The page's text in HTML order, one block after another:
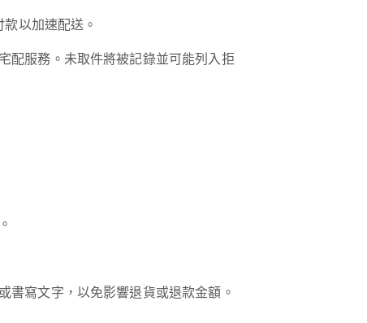
以加速配送。
配服務。未取件將被記錄並可能列入拒
書寫文字，以免影響退貨或退款金額。